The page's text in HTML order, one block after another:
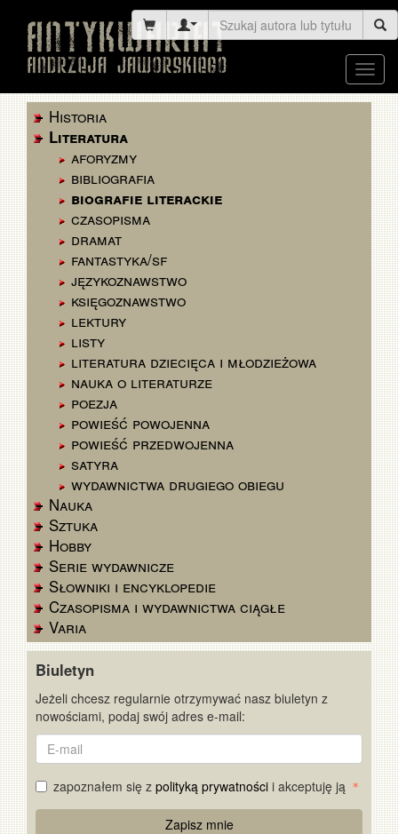
Historia
Literatura
aforyzmy
bibliografia
biografie literackie
czasopisma
dramat
fantastyka/sf
językoznawstwo
księgoznawstwo
lektury
listy
literatura dziecięca i młodzieżowa
nauka o literaturze
poezja
powieść powojenna
powieść przedwojenna
satyra
wydawnictwa drugiego obiegu
Nauka
Sztuka
Hobby
Serie wydawnicze
Słowniki i encyklopedie
Czasopisma i wydawnictwa ciągłe
Varia
Biuletyn
Jeżeli chcesz regularnie otrzymywać nasz biuletyn z
nowościami, podaj swój adres e-mail:
E-
mail
zapoznałem się z polityką prywatności i akceptuję ją
Zapisz mnie